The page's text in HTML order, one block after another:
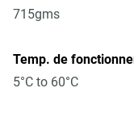
715gms
Temp. de
5°C to 60°C